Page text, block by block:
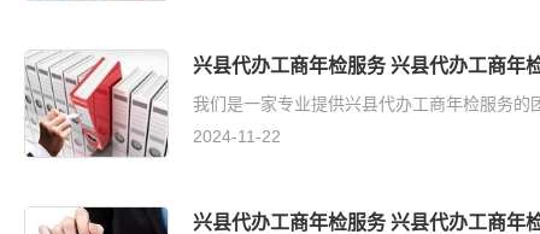
兴县代办工商年检服务 兴县代办工商年
我们是一家专业提供兴县代办工商年检服务
2024-11-22
兴县代办工商年检服务 兴县代办工商年